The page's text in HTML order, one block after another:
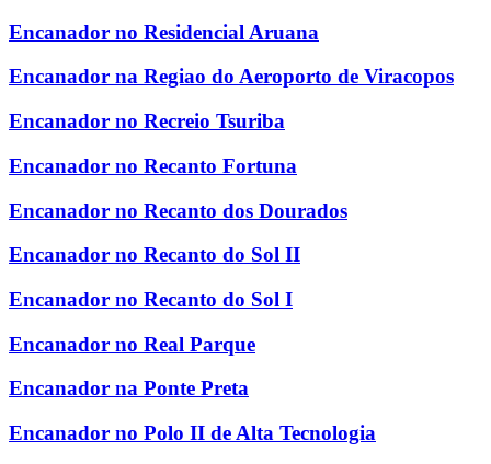
Encanador no Residencial Aruana
Encanador na Regiao do Aeroporto de Viracopos
Encanador no Recreio Tsuriba
Encanador no Recanto Fortuna
Encanador no Recanto dos Dourados
Encanador no Recanto do Sol II
Encanador no Recanto do Sol I
Encanador no Real Parque
Encanador na Ponte Preta
Encanador no Polo II de Alta Tecnologia